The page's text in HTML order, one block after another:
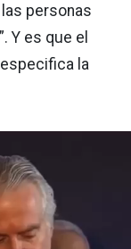
personas
Y es que el
la